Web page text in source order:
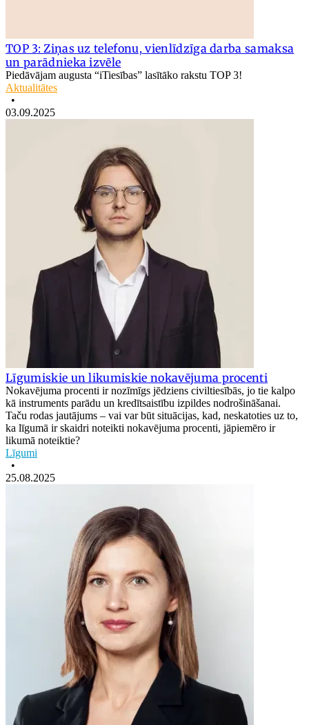
TOP 3: Ziņas uz telefonu, vienlīdzīga darba samaksa
un parādnieka izvēle
Piedāvājam augusta “iTiesības” lasītāko rakstu TOP 3!
Aktualitātes
•
03.09.2025
Līgumiskie un likumiskie nokavējuma procenti
Nokavējuma procenti ir nozīmīgs jēdziens civiltiesībās, jo tie kalpo
kā instruments parādu un kredītsaistību izpildes nodrošināšanai.
Taču rodas jautājums – vai var būt situācijas, kad, neskatoties uz to,
ka līgumā ir skaidri noteikti nokavējuma procenti, jāpiemēro ir
likumā noteiktie?
Līgumi
•
25.08.2025